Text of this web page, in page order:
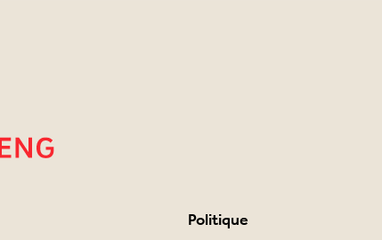
Politique